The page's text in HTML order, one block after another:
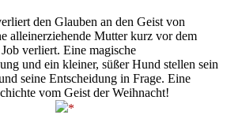
den Glauben an den Geist von
alleinerziehende Mutter kurz vor dem
verliert. Eine magische
und ein kleiner, süßer Hund stellen sein
seine Entscheidung in Frage. Eine
vom Geist der Weihnacht!